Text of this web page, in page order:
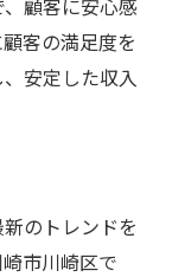
顧客に安心感
客の満足度を
安定した収入
のトレンドを
市川崎区で